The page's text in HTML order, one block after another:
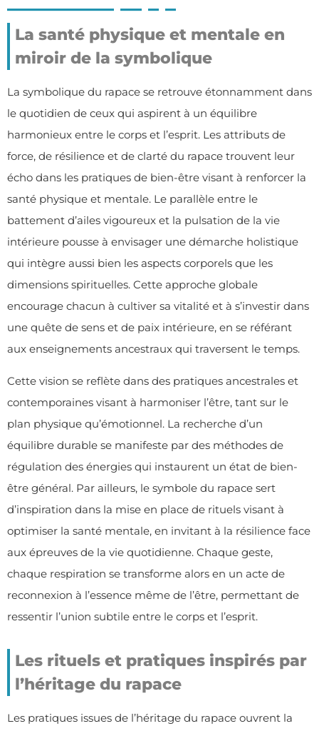
La santé physique et mentale en
miroir de la symbolique
La symbolique du rapace se retrouve étonnamment dans
le quotidien de ceux qui aspirent à un équilibre
harmonieux entre le corps et l’esprit. Les attributs de
force, de résilience et de clarté du rapace trouvent leur
écho dans les pratiques de bien-être visant à renforcer la
santé physique et mentale. Le parallèle entre le
battement d’ailes vigoureux et la pulsation de la vie
intérieure pousse à envisager une démarche holistique
qui intègre aussi bien les aspects corporels que les
dimensions spirituelles. Cette approche globale
encourage chacun à cultiver sa vitalité et à s’investir dans
une quête de sens et de paix intérieure, en se référant
aux enseignements ancestraux qui traversent le temps.
Cette vision se reflète dans des pratiques ancestrales et
contemporaines visant à harmoniser l’être, tant sur le
plan physique qu’émotionnel. La recherche d’un
équilibre durable se manifeste par des méthodes de
régulation des énergies qui instaurent un état de bien-
être général. Par ailleurs, le symbole du rapace sert
d’inspiration dans la mise en place de rituels visant à
optimiser la santé mentale, en invitant à la résilience face
aux épreuves de la vie quotidienne. Chaque geste,
chaque respiration se transforme alors en un acte de
reconnexion à l’essence même de l’être, permettant de
ressentir l’union subtile entre le corps et l’esprit.
Les rituels et pratiques inspirés par
l’héritage du rapace
Les pratiques issues de l’héritage du rapace ouvrent la